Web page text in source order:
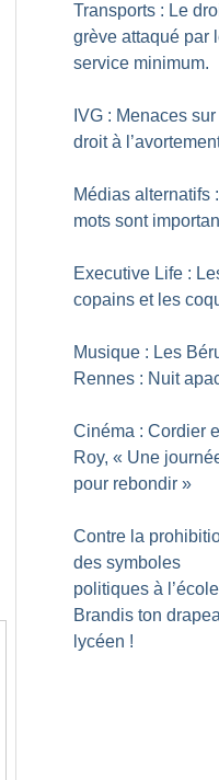
Transports : Le
grève attaqué par
service minimum.
IVG : Menaces
droit à
Médias alternatifs
mots sont
Executive Life :
copains et les
Musique : Les
Rennes : Nuit
Cinéma : Cordier
Roy, « Une
pour rebondir »
Contre la
des symboles
politiques à
Brandis ton
lycéen !